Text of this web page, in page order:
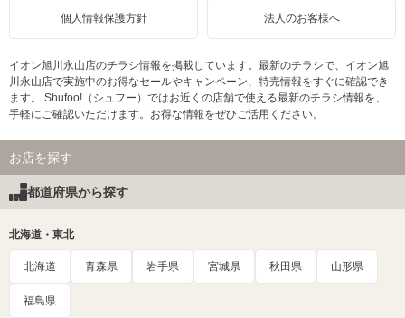
個人情報保護方針 法人のお客様へ
イオン旭川永山店のチラシ情報を掲載しています。最新のチラシで、イオン旭
川永山店で実施中のお得なセールやキャンペーン、特売情報をすぐに確認でき
ます。 Shufoo!（シュフー）ではお近くの店舗で使える最新のチラシ情報を、
手軽にご確認いただけます。お得な情報をぜひご活用ください。
お店を探す
都道府県から探す
北海道・東北
北海道 青森県 岩手県 宮城県 秋田県 山形県
福島県